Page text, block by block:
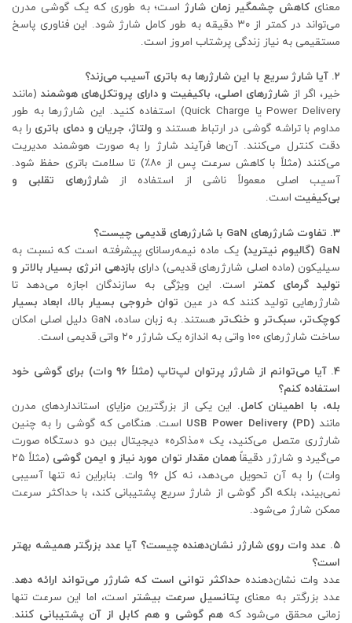
معنای کاهش چشمگیر زمان شارژ است؛ به طوری که یک گوشی مدرن
می‌تواند در کمتر از ۳۰ دقیقه به طور کامل شارژ شود. این فناوری پاسخ
مستقیمی به نیاز زندگی پرشتاب امروز است.
۲. آیا شارژ سریع با این شارژرها به باتری آسیب می‌زند؟
خیر، اگر از شارژرهای اصلی، باکیفیت و دارای پروتکل‌های هوشمند (مانند
Power Delivery یا Quick Charge) استفاده کنید. این شارژرها به طور
مداوم با تراشه گوشی در ارتباط هستند و ولتاژ، جریان و دمای باتری را به
دقت کنترل می‌کنند. آن‌ها فرآیند شارژ را به صورت هوشمند مدیریت
می‌کنند (مثلاً با کاهش سرعت پس از ۸۰٪) تا سلامت باتری حفظ شود.
آسیب اصلی معمولاً ناشی از استفاده از شارژرهای تقلبی و
بی‌کیفیت است.
۳. تفاوت شارژرهای GaN با شارژرهای قدیمی چیست؟
GaN (گالیوم نیترید)
یک ماده نیمه‌رسانای پیشرفته است که نسبت به
سیلیکون (ماده اصلی شارژرهای قدیمی) دارای بازدهی انرژی بسیار بالاتر و
تولید گرمای کمتر
است. این ویژگی به سازندگان اجازه می‌دهد تا
شارژرهایی تولید کنند که در عین توان خروجی بسیار بالا، ابعاد بسیار
کوچک‌تر، سبک‌تر و خنک‌تر
هستند. به زبان ساده، GaN دلیل اصلی امکان
ساخت شارژرهای ۱۰۰ واتی به اندازه یک شارژر ۲۰ واتی قدیمی است.
۴. آیا می‌توانم از شارژر پرتوان لپ‌تاپ (مثلاً ۹۶ وات) برای گوشی خود
استفاده کنم؟
بله، با اطمینان کامل. این یکی از بزرگترین مزایای استانداردهای مدرن
مانندUSB Power Delivery (PD) است. هنگامی که گوشی را به چنین
شارژری متصل می‌کنید، یک «مذاکره» دیجیتال بین دو دستگاه صورت
می‌گیرد و شارژر دقیقاًهمان مقدار توان مورد نیاز و ایمن گوشی
(مثلاً ۲۵
وات) را به آن تحویل می‌دهد، نه کل ۹۶ وات. بنابراین نه تنها آسیبی
نمی‌بیند، بلکه اگر گوشی از شارژ سریع پشتیبانی کند، با حداکثر سرعت
ممکن شارژ می‌شود.
۵. عدد وات روی شارژر نشان‌دهنده چیست؟ آیا عدد بزرگتر همیشه بهتر
است؟
عدد وات نشان‌دهنده حداکثر توانی است که شارژر می‌تواند ارائه دهد.
عدد بزرگتر به معنای پتانسیل سرعت بیشتر است، اما این سرعت تنها
زمانی محقق می‌شود که هم گوشی و هم کابل از آن پشتیبانی کنند.